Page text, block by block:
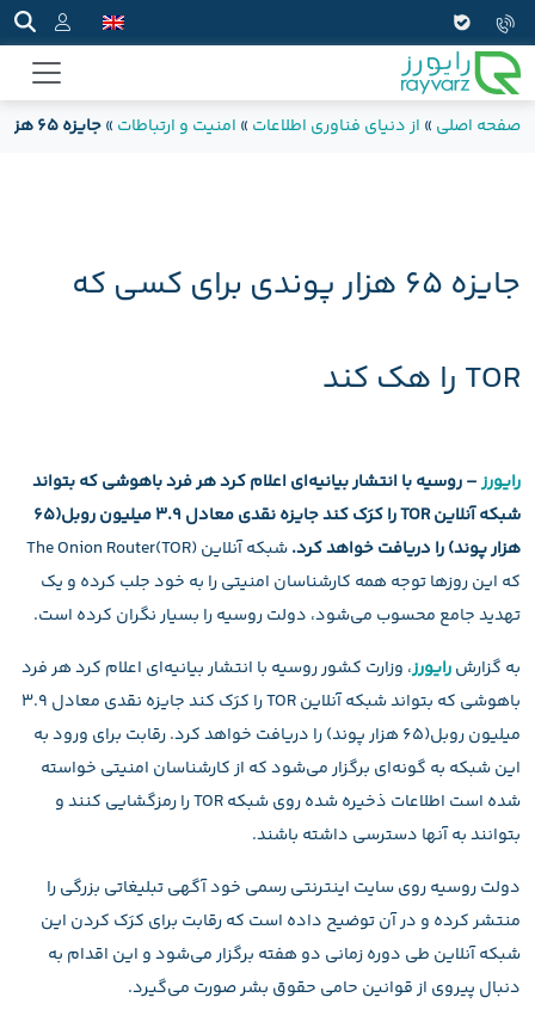
صفحه اصلی » از دنیای فناوری اطلاعات » امنیت و ارتباطات »جایزه ۶۵ هزار پوندی برای کسی که TOR را هک کند
جایزه ۶۵ هزار پوندی برای کسی که
TOR را هک کند
رایورز– روسیه با انتشار بیانیه‌ای اعلام کرد هر فرد باهوشی که بتواند
شبکه آنلاین TOR را کرَک کند جایزه نقدی معادل 3.9 میلیون روبل(65
هزار پوند) را دریافت خواهد کرد.
شبکه آنلاین (The Onion Router(TOR
که این روزها توجه همه کارشناسان امنیتی را به خود جلب کرده و یک
تهدید جامع محسوب می‌شود،‌ دولت روسیه را بسیار نگران کرده است.
به گزارشرایورز، وزارت کشور روسیه با انتشار بیانیه‌ای اعلام کرد هر فرد
باهوشی که بتواند شبکه آنلاین TOR را کرَک کند جایزه نقدی معادل ۳.۹
میلیون روبل(۶۵ هزار پوند) را دریافت خواهد کرد. رقابت برای ورود به
این شبکه به گونه‌ای برگزار می‌شود که از کارشناسان امنیتی خواسته
شده است اطلاعات ذخیره شده روی شبکه TOR را رمزگشایی کنند و
بتوانند به آنها دسترسی داشته باشند.
دولت روسیه روی سایت اینترنتی رسمی خود آگهی تبلیغاتی بزرگی را
منتشر کرده و در آن توضیح داده است که رقابت برای کرَک کردن این
شبکه آنلاین طی دوره زمانی دو هفته برگزار می‌شود و این اقدام به
دنبال پیروی از قوانین حامی حقوق بشر صورت می‌گیرد.